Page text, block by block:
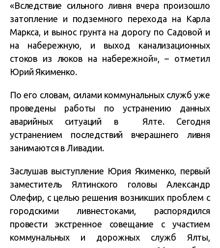
«Вследствие сильного ливня вчера произошло
затопление и подземного перехода на Карла
Маркса, и вынос грунта на дорогу по Садовой и
на набережную, и выход канализационных
стоков из люков на набережной», – отметил
Юрий Якименко.
По его словам, силами коммунальных служб уже
проведены работы по устранению данных
аварийных ситуаций в Ялте. Сегодня
устранением последствий вчерашнего ливня
занимаются в Ливадии.
Заслушав выступление Юрия Якименко, первый
заместитель Ялтинского головы Александр
Олефир, с целью решения возникших проблем с
городскими ливнестоками, распорядился
провести экстренное совещание с участием
коммунальных и дорожных служб Ялты,